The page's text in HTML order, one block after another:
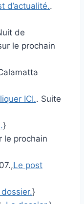
d’actualité..
de
le prochain
ICI.. Suite
}
le prochain
Le post
}